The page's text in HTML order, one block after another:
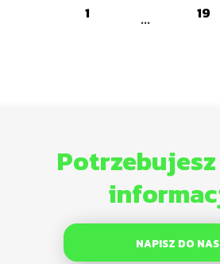
1 ... 19
NAPISZ DO NAS